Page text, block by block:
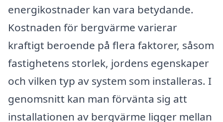
energikostnader kan vara betydande.
Kostnaden för bergvärme varierar
kraftigt beroende på flera faktorer, såsom
fastighetens storlek, jordens egenskaper
och vilken typ av system som installeras. I
genomsnitt kan man förvänta sig att
installationen av bergvärme ligger mellan